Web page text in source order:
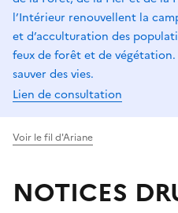
l’Intérieur renouvellent la
et d’acculturation des
feux de forêt et de
sauver des vies.
Lien de consultation
Voir le fil d'Ariane
NOTICES